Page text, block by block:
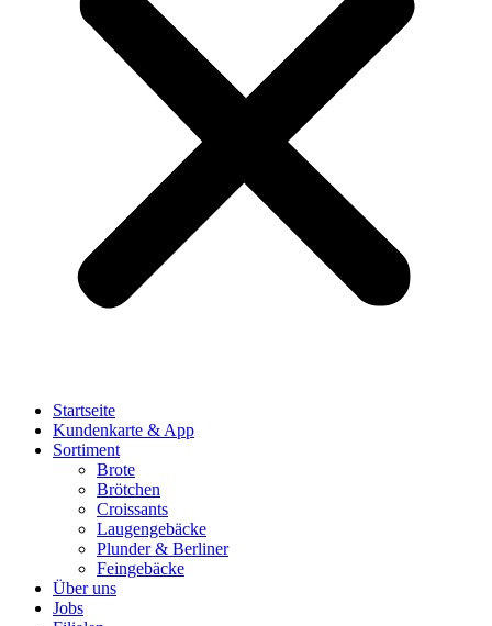
Startseite
Kundenkarte & App
Sortiment
Brote
Brötchen
Croissants
Laugengebäcke
Plunder & Berliner
Feingebäcke
Über uns
Jobs